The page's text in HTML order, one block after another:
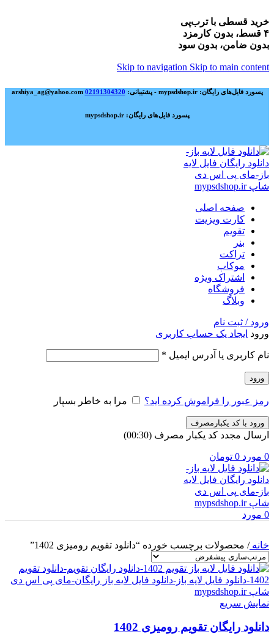
خرید قسطی با ترب‌پی
۴ قسط، بدون کارمزد
بدون ضامن، بدون سود
Skip to navigation Skip to main content
پسورد فایل‌های رایگان: mypsdshop.ir - پشتیبانی: arshiya_ag@yahoo.com 02191304320
پسورد فایل‌های رایگان: mypsdshop.ir
صفحه اصلی
کارت ویزیت
تقویم
بنر
تراکت
موکاپ
اشتراک ویژه
فروشگاه
وبلاگ
ورود / ثبت نام
ورود ایجاد یک حساب کاربری
نام کاربری یا آدرس ایمیل *
ورود
رمز عبور را فراموش کرده اید؟ مرا به خاطر بسپار
ورود با کد یکبارمصرف
ارسال مجدد کد یکبار مصرف (00:
30
)
0 مورد 0 تومان
0 مورد
خانه/ محصولات برچسب خورده “دانلود تقویم رومیزی 1402”
نمایش سریع
دانلود رایگان تقویم رومیزی 1402